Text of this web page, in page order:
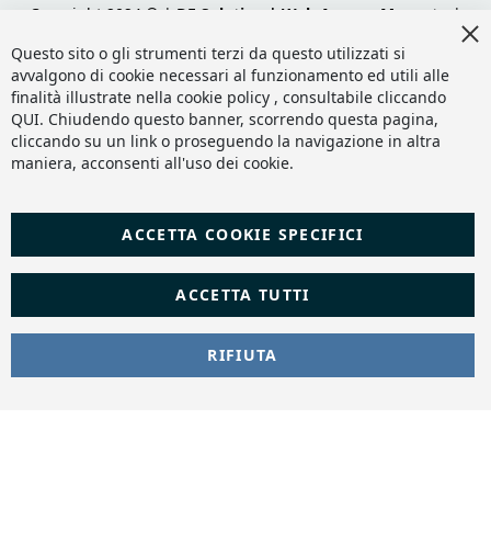
Copyright 2024 © | DF Solution | Web Agency Magento
|
Questo sito o gli strumenti terzi da questo utilizzati si
avvalgono di cookie necessari al funzionamento ed utili alle
finalità illustrate nella cookie policy , consultabile cliccando
QUI. Chiudendo questo banner, scorrendo questa pagina,
cliccando su un link o proseguendo la navigazione in altra
maniera, acconsenti all'uso dei cookie.
ACCETTA TUTTI
ACCETTA COOKIE SPECIFICI
RIFIUTA